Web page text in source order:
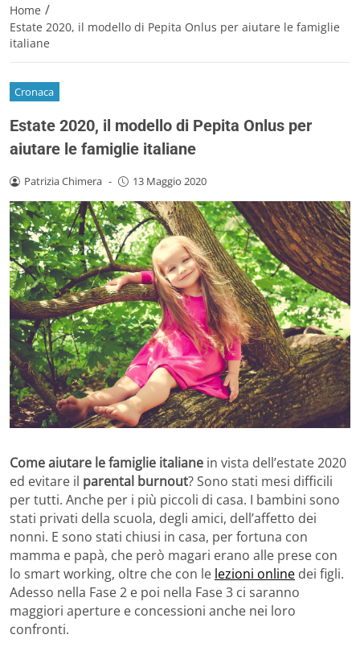
Home /
Estate 2020, il modello di Pepita Onlus per aiutare le famiglie
italiane
Cronaca
Estate 2020, il modello di Pepita Onlus per
aiutare le famiglie italiane
Patrizia Chimera - 13 Maggio 2020
Come aiutare le famiglie italiane in vista dell’estate 2020
ed evitare il parental burnout? Sono stati mesi difficili
per tutti. Anche per i più piccoli di casa. I bambini sono
stati privati della scuola, degli amici, dell’affetto dei
nonni. E sono stati chiusi in casa, per fortuna con
mamma e papà, che però magari erano alle prese con
lo smart working, oltre che con le lezioni online dei figli.
Adesso nella Fase 2 e poi nella Fase 3 ci saranno
maggiori aperture e concessioni anche nei loro
confronti.